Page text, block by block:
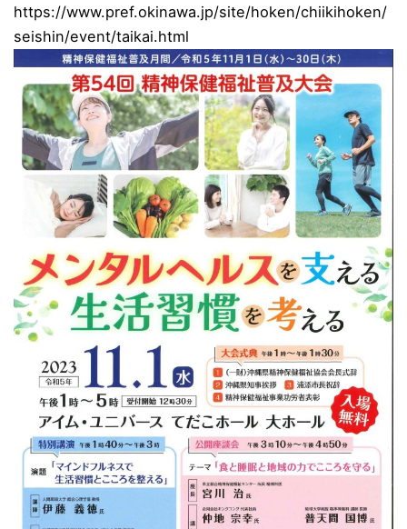
https://www.pref.okinawa.jp/site/hoken/chiikihoken/
seishin/event/taikai.html